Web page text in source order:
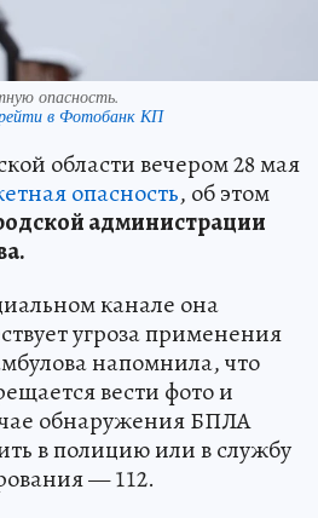
опасность.
в Фотобанк КП
области вечером 28 мая
опасность, об этом
администрации
канале она
угроза применения
напомнила, что
вести фото и
обнаружения БПЛА
в полицию или в службу
— 112.